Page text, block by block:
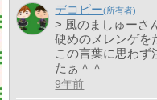
デコピー
> 風のましゅーさ
硬めのメレンゲを
この言葉に思わず
たぁ＾＾
9年前